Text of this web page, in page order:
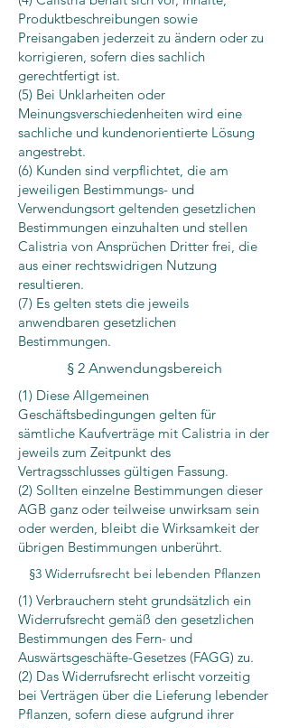
Produktbeschreibungen sowie
Preisangaben jederzeit zu ändern oder zu
korrigieren, sofern dies sachlich
gerechtfertigt ist.
(5) Bei Unklarheiten oder
Meinungsverschiedenheiten wird eine
sachliche und kundenorientierte Lösung
angestrebt.
(6) Kunden sind verpflichtet, die am
jeweiligen Bestimmungs- und
Verwendungsort geltenden gesetzlichen
Bestimmungen einzuhalten und stellen
Calistria von Ansprüchen Dritter frei, die
aus einer rechtswidrigen Nutzung
resultieren.
(7) Es gelten stets die jeweils
anwendbaren gesetzlichen
Bestimmungen.
§ 2 Anwendungsbereich
​(1) Diese Allgemeinen
Geschäftsbedingungen gelten für
sämtliche Kaufverträge mit Calistria in der
jeweils zum Zeitpunkt des
Vertragsschlusses gültigen Fassung.
(2) Sollten einzelne Bestimmungen dieser
AGB ganz oder teilweise unwirksam sein
oder werden, bleibt die Wirksamkeit der
übrigen Bestimmungen unberührt.
§3 Widerrufsrecht bei lebenden Pflanzen​​
(1) Verbrauchern steht grundsätzlich ein
Widerrufsrecht gemäß den gesetzlichen
Bestimmungen des Fern- und
Auswärtsgeschäfte-Gesetzes (FAGG) zu.
(2) Das Widerrufsrecht erlischt vorzeitig
bei Verträgen über die Lieferung lebender
Pflanzen, sofern diese aufgrund ihrer